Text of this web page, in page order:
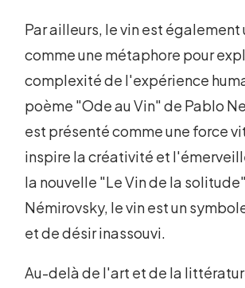
Par ailleurs, le vin est également
comme une métaphore pour
complexité de l'expérience
poème "Ode au Vin" de Pablo
est présenté comme une force
inspire la créativité et
la nouvelle "Le Vin de la
Némirovsky, le vin est un
et de désir inassouvi.
Au-delà de l'art et de la